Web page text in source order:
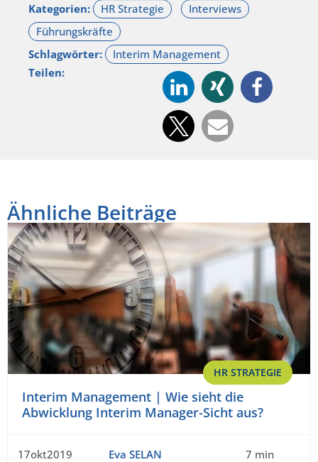
Kategorien:
Schlagwörter:
Teilen:
Ähnliche Beiträge
HR STRATEGIE
Interim Management | Wie sieht die
Abwicklung Interim Manager-Sicht aus?
17okt2019 Eva SELAN 7 min